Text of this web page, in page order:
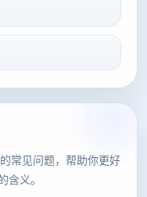
常见问题，帮助你更好
含义。